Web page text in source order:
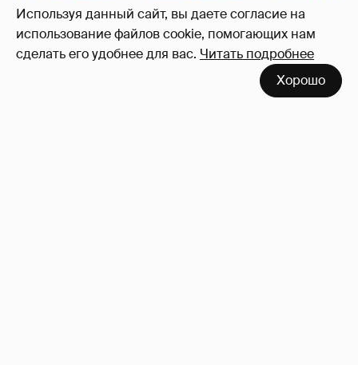
Используя данный сайт, вы даете согласие на
использование файлов cookie, помогающих нам
сделать его удобнее для вас. Читать подробнее
Хорошо